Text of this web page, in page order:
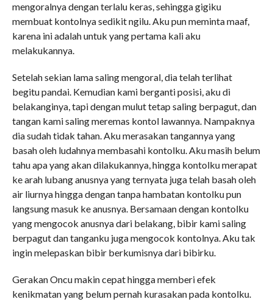
mengoralnya dengan terlalu keras, sehingga gigiku
membuat kontolnya sedikit ngilu. Aku pun meminta maaf,
karena ini adalah untuk yang pertama kali aku
melakukannya.
Setelah sekian lama saling mengoral, dia telah terlihat
begitu pandai. Kemudian kami berganti posisi, aku di
belakanginya, tapi dengan mulut tetap saling berpagut, dan
tangan kami saling meremas kontol lawannya. Nampaknya
dia sudah tidak tahan. Aku merasakan tangannya yang
basah oleh ludahnya membasahi kontolku. Aku masih belum
tahu apa yang akan dilakukannya, hingga kontolku merapat
ke arah lubang anusnya yang ternyata juga telah basah oleh
air liurnya hingga dengan tanpa hambatan kontolku pun
langsung masuk ke anusnya. Bersamaan dengan kontolku
yang mengocok anusnya dari belakang, bibir kami saling
berpagut dan tanganku juga mengocok kontolnya. Aku tak
ingin melepaskan bibir berkumisnya dari bibirku.
Gerakan Oncu makin cepat hingga memberi efek
kenikmatan yang belum pernah kurasakan pada kontolku.